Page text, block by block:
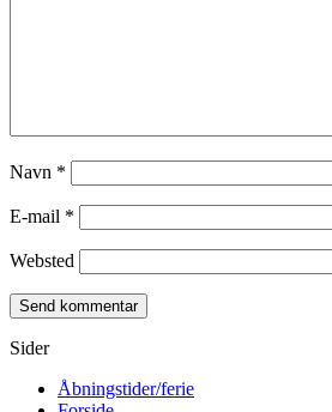
Navn *
E-mail *
Websted
Sider
Åbningstider/ferie